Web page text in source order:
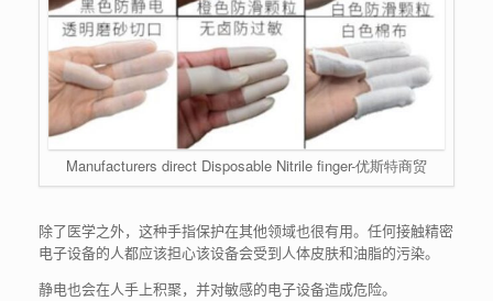
Manufacturers direct Disposable Nitrile finger-优斯特商贸
除了医学之外，这种手指保护在其他领域也很有用。任何接触精密
电子设备的人都应该担心该设备会受到人体皮肤和油脂的污染。
静电也会在人手上积聚，并对敏感的电子设备造成危险。